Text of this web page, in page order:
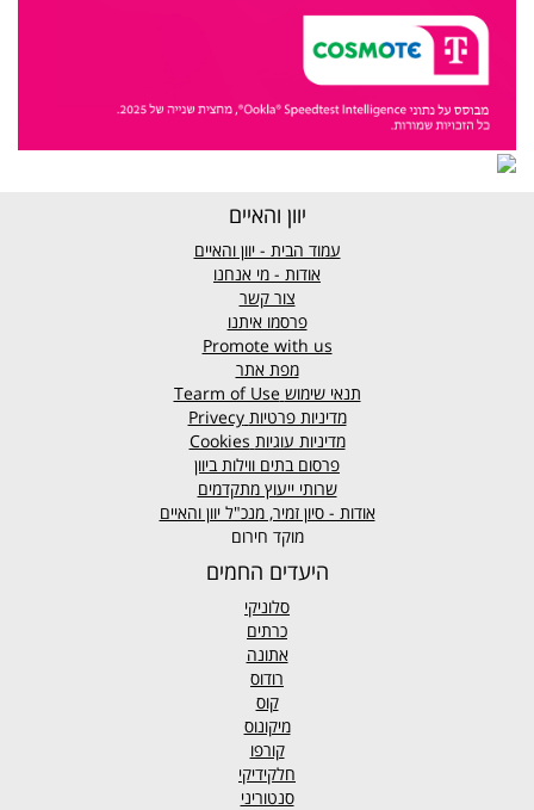
יוון והאיים
עמוד הבית - יוון והאיים
אודות - מי אנחנו
צור קשר
פרסמו איתנו
Promote with us
מפת אתר
תנאי שימוש
מדיניות פרטיות Privecy
מדיניות עוגיות Cookies
פרסום בתים ווילות ביוון
שרותי ייעוץ מתקדמים
אודות - סיון זמיר, מנכ"ל יוון והאיים
מוקד חירום
היעדים החמים
סלוניקי
כרתים
אתונה
רודוס
קוס
מיקונוס
קורפו
חלקידיקי
סנטוריני